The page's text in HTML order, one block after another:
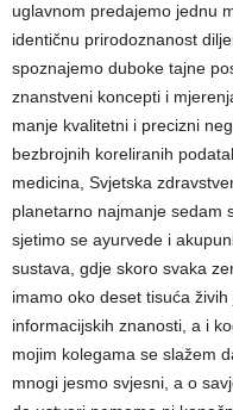
uglavnom predajemo jednu
identičnu prirodoznanost
spoznajemo duboke tajne
znanstveni koncepti i
manje kvalitetni i precizni
bezbrojnih koreliranih
medicina, Svjetska
planetarno najmanje sedam
sjetimo se ayurvede i
sustava, gdje skoro svaka
imamo oko deset tisuća
informacijskih znanosti, a i
mojim kolegama se slažem
mnogi jesmo svjesni, a o